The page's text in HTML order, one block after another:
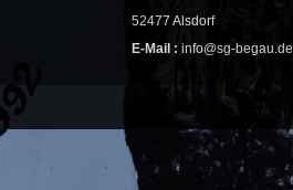
52477 Alsdorf
E-Mail : info@sg-begau.de